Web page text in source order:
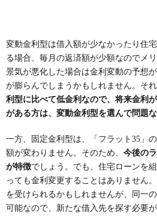
変動金利型は借入額が少なかったり住
る場合、毎月の返済額が少額なのでメ
景気が悪化した場合は金利変動の予想
が膨らんでしまうかもしれません。それ
利型に比べて低金利なので、将来金利
がある方は、変動金利型を選んで問題な
一方、固定金利型は、「フラット35」
額が変わりません。そのため、 今後の
が特徴でしょう。でも、住宅ローンを
っても金利変更することはありません
を受けられるかもしれませんが、同一
可能なので、新たな借入先を探す必要が